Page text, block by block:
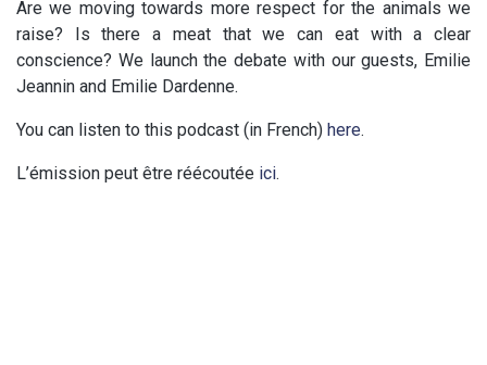
Are we moving towards more respect for the animals we
raise? Is there a meat that we can eat with a clear
conscience? We launch the debate with our guests, Emilie
Jeannin and Emilie Dardenne.
You can listen to this podcast (in French) here.
L’émission peut être réécoutée ici.